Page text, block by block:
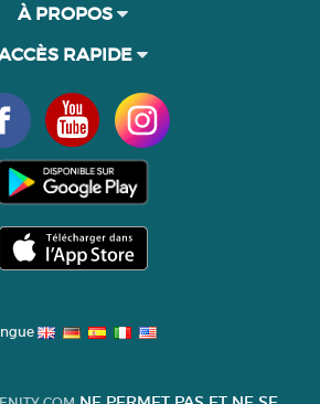
À PROPOS
RAPIDE